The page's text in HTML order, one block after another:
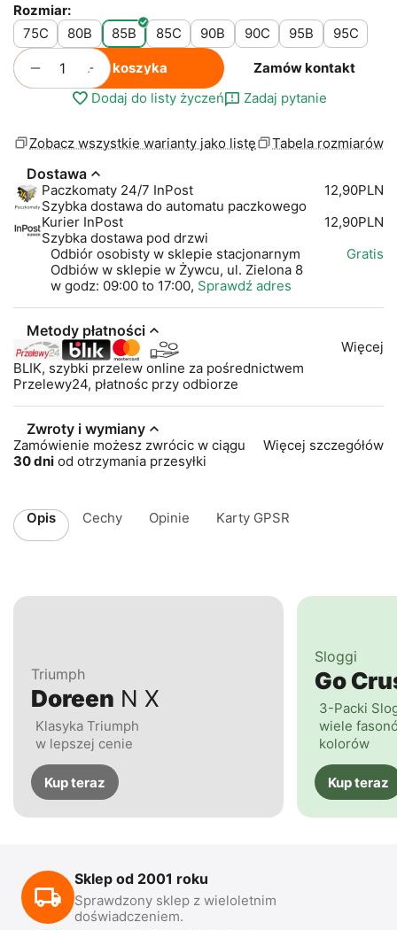
Rozmiar:
75C
80B 85B 85C 90B 90C 95B 95C
+
− Do koszyka
Zamów kontakt
Dodaj do listy życzeń
Zadaj pytanie
Zobacz wszystkie warianty jako listę Tabela rozmiarów
Dostawa
Paczkomaty 24/7 InPost
Szybka dostawa do automatu paczkowego
12,90PLN
Kurier InPost
Szybka dostawa pod drzwi
12,90PLN
Odbiór osobisty w sklepie stacjonarnym
Odbiów w sklepie w Żywcu, ul. Zielona 8
w godz: 09:00 to 17:00, Sprawdź adres
Gratis
Metody płatności
BLIK, szybki przelew online za pośrednictwem
Przelewy24, płatnośc przy odbiorze
Więcej
Zwroty i wymiany
Zamówienie możesz zwrócic w ciągu
30 dni od otrzymania przesyłki
Więcej szczegółów
Opis Cechy Opinie Karty GPSR
Triumph
Doreen N X
Klasyka Triumph
w lepszej cenie
Kup teraz
Sloggi
Go
3-Packi
wiele
kolorów
Kup teraz
Sklep od 2001 roku
Sprawdzony sklep z wieloletnim
doświadczeniem.